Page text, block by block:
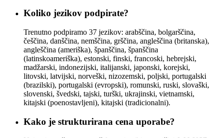
Koliko jezikov podpirate?
Trenutno podpiramo 37 jezikov: arabščina, bolgarščina,
češčina, danščina, nemščina, grščina, angleščina (britanska),
angleščina (ameriška), španščina, španščina
(latinskoameriška), estonski, finski, francoski, hebrejski,
madžarski, indonezijski, italijanski, japonski, korejski,
litovski, latvijski, norveški, nizozemski, poljski, portugalski
(brazilski), portugalski (evropski), romunski, ruski, slovaški,
slovenski, švedski, tajski, turški, ukrajinski, vietnamski,
kitajski (poenostavljeni), kitajski (tradicionalni).
Kako je strukturirana cena uporabe?